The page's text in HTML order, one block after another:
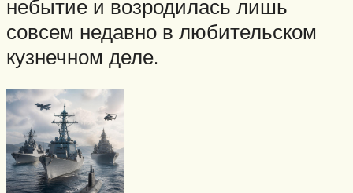
небытие и возродилась лишь
совсем недавно в любительском
кузнечном деле.